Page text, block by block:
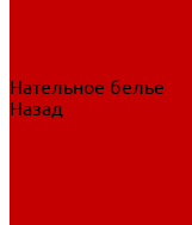
Нательное белье
Назад